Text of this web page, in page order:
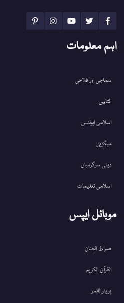
اہم معلومات
سماجی اور فلاحی
کتابیں
اسلامی ایونٹس
میگزین
دینی سرگرمیاں
اسلامی تعلیمات
موبائل ایپس
صراط الجنان
القرآن الکریم
پریئر ٹائمز